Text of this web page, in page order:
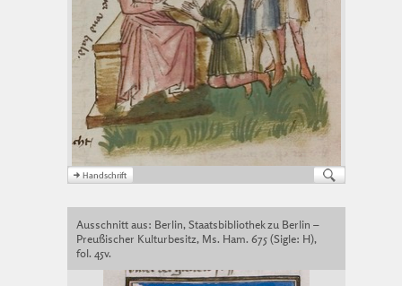
Ausschnitt aus: Berlin, Staatsbibliothek zu Berlin –
Preußischer Kulturbesitz, Ms. Ham. 675 (Sigle: H),
fol. 45v.